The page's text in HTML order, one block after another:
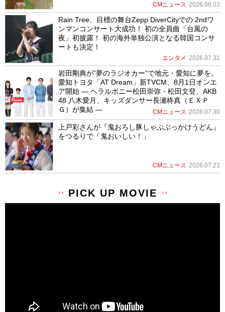
CMニュース 2026.08.03
Rain Tree、目標の舞台Zepp DiverCityでの 2ndワ
ンマンコンサート大成功！ 初の全員曲「台風の
夜」初披露！ 初の海外単独公演となる韓国コンサ
ートも決定！
エンタメ 2026.07.31
岩田剛典が”夢のラジオカー”で地元・愛知に夢を。
愛知トヨタ「AT Dream」新TVCM、8月1日オンエ
ア開始 ― ヘラルボニー松田崇弥・松田文登、AKB
48 八木愛月、キッズダンサー長瀬柊真（ＥＸＰ
Ｇ）が集結 ―
CMニュース 2026.07.30
上戸彩さんが『鬼おろし豚しゃぶぶっかけうどん』
をつるりで「鬼おいしい！」
CMニュース 2026.07.21
PICK UP MOVIE